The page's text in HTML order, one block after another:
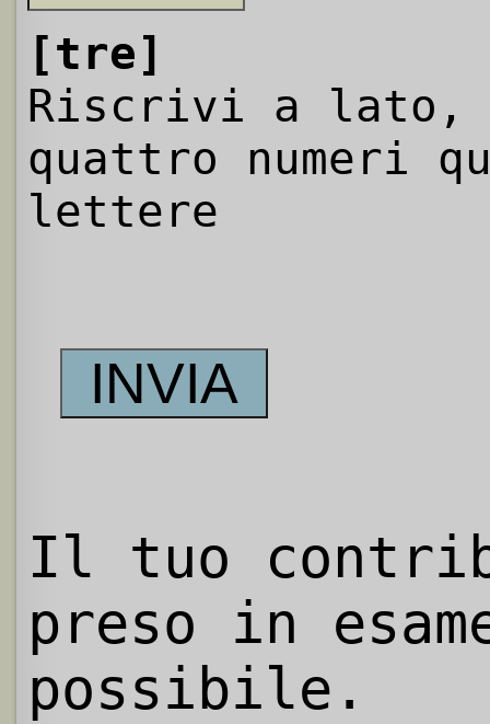
[tre]
Riscrivi a
quattro numeri
lettere
Il tuo
preso in
possibile.